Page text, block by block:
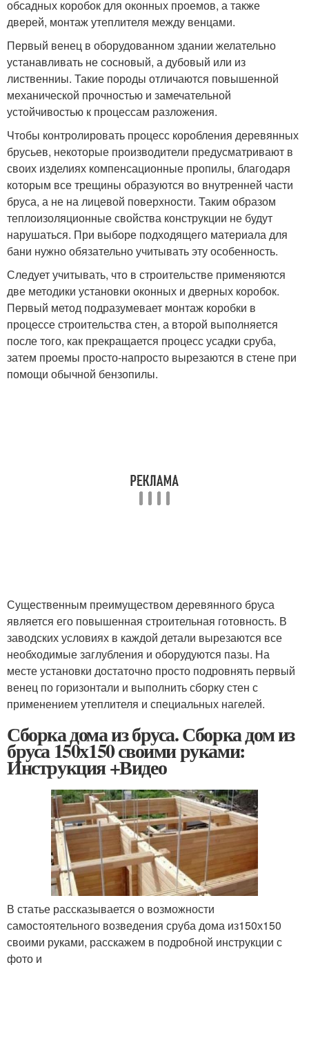
обсадных коробок для оконных проемов, а также
дверей, монтаж утеплителя между венцами.
Первый венец в оборудованном здании желательно
устанавливать не сосновый, а дубовый или из
лиственниы. Такие породы отличаются повышенной
механической прочностью и замечательной
устойчивостью к процессам разложения.
Чтобы контролировать процесс коробления деревянных
брусьев, некоторые производители предусматривают в
своих изделиях компенсационные пропилы, благодаря
которым все трещины образуются во внутренней части
бруса, а не на лицевой поверхности. Таким образом
теплоизоляционные свойства конструкции не будут
нарушаться. При выборе подходящего материала для
бани нужно обязательно учитывать эту особенность.
Следует учитывать, что в строительстве применяются
две методики установки оконных и дверных коробок.
Первый метод подразумевает монтаж коробки в
процессе строительства стен, а второй выполняется
после того, как прекращается процесс усадки сруба,
затем проемы просто-напросто вырезаются в стене при
помощи обычной бензопилы.
Существенным преимуществом деревянного бруса
является его повышенная строительная готовность. В
заводских условиях в каждой детали вырезаются все
необходимые заглубления и оборудуются пазы. На
месте установки достаточно просто подровнять первый
венец по горизонтали и выполнить сборку стен с
применением утеплителя и специальных нагелей.
Сборка дома из бруса. Сборка дом из
бруса 150х150 своими руками:
Инструкция +Видео
В статье рассказывается о возможности
самостоятельного возведения сруба дома из150х150
своими руками, расскажем в подробной инструкции с
фото и